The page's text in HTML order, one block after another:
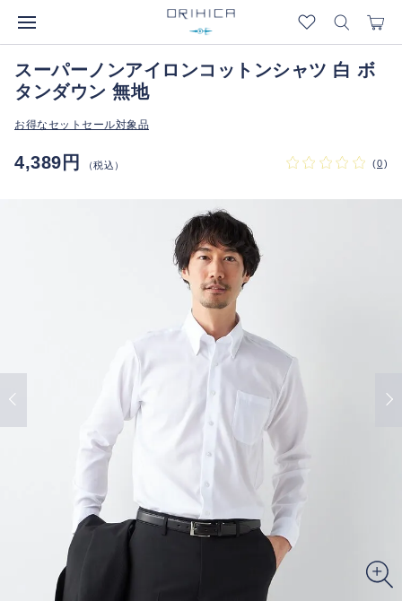
スーパーノンアイロンコットンシャツ 白 ボ
タンダウン 無地
お得なセットセール対象品
4,389円 （税込） (0)